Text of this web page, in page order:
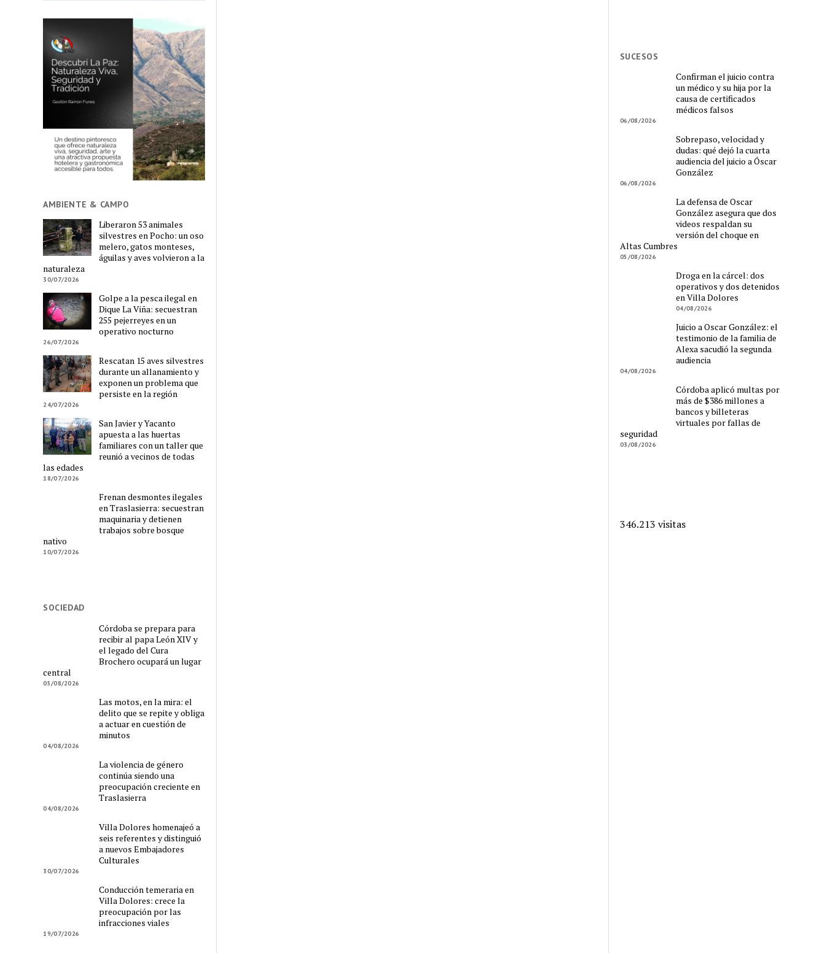
AMBIENTE & CAMPO
Liberaron 53 animales
silvestres en Pocho: un oso
melero, gatos monteses,
águilas y aves volvieron a la
naturaleza
30/07/2026
Golpe a la pesca ilegal en
Dique La Viña: secuestran
255 pejerreyes en un
operativo nocturno
26/07/2026
Rescatan 15 aves silvestres
durante un allanamiento y
exponen un problema que
persiste en la región
24/07/2026
San Javier y Yacanto
apuesta a las huertas
familiares con un taller que
reunió a vecinos de todas
las edades
18/07/2026
Frenan desmontes ilegales
en Traslasierra: secuestran
maquinaria y detienen
trabajos sobre bosque
nativo
10/07/2026
SOCIEDAD
Córdoba se prepara para
recibir al papa León XIV y
el legado del Cura
Brochero ocupará un lugar
central
05/08/2026
Las motos, en la mira: el
delito que se repite y obliga
a actuar en cuestión de
minutos
04/08/2026
La violencia de género
continúa siendo una
preocupación creciente en
Traslasierra
04/08/2026
Villa Dolores homenajeó a
seis referentes y distinguió
a nuevos Embajadores
Culturales
30/07/2026
Conducción temeraria en
Villa Dolores: crece la
preocupación por las
infracciones viales
19/07/2026
SUCESOS
Confirman el juicio contra
un médico y su hija por la
causa de certificados
médicos falsos
06/08/2026
Sobrepaso, velocidad y
dudas: qué dejó la cuarta
audiencia del juicio a Óscar
González
06/08/2026
La defensa de Oscar
González asegura que dos
videos respaldan su
versión del choque en
Altas Cumbres
05/08/2026
Droga en la cárcel: dos
operativos y dos detenidos
en Villa Dolores
04/08/2026
Juicio a Oscar González: el
testimonio de la familia de
Alexa sacudió la segunda
audiencia
04/08/2026
Córdoba aplicó multas por
más de $386 millones a
bancos y billeteras
virtuales por fallas de
seguridad
03/08/2026
346.213 visitas